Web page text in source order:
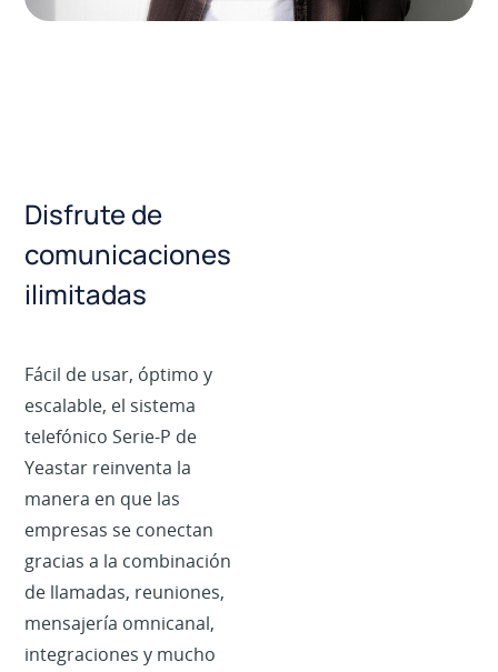
Disfrute de
comunicaciones
ilimitadas
Fácil de usar, óptimo y
escalable, el sistema
telefónico Serie-P de
Yeastar reinventa la
manera en que las
empresas se conectan
gracias a la combinación
de llamadas, reuniones,
mensajería omnicanal,
integraciones y mucho